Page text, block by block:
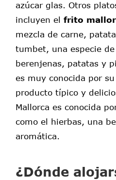
azúcar glas. Otros
incluyen elfrito
mezcla de carne,
tumbet, una especie
berenjenas, patatas y
es muy conocida por
producto típico y
Mallorca es conocida
como el hierbas, una
aromática.
¿Dónde